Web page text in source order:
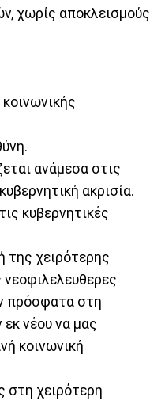
χωρίς αποκλεισμούς
ανάμεσα στις
ακρισία.
κυβερνητικές
της χειρότερης
νεοφιλελευθερες
πρόσφατα στη
εκ νέου να μας
κοινωνική
στη χειρότερη